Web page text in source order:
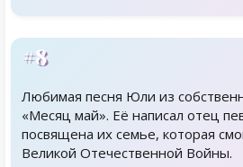
#8
Любимая песня Юли из
«Месяц май». Её написал отец
посвящена их семье, которая
Великой Отечественной Войны.